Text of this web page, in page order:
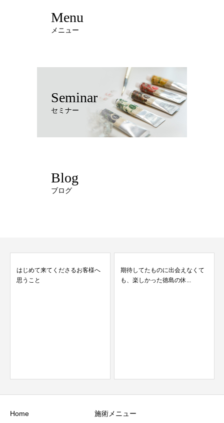
Menu
メニュー
Seminar
セミナー
Blog
ブログ
様へ
期待してたものに出会えなくて
も、楽しかった徳島の休...
夏の指先に元気をくれる♪ひま
りネイルが大人気！
Home
施術メニュー